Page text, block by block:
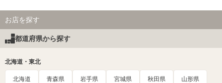
お店を探す
都道府県から探す
北海道・東北
北海道 青森県 岩手県 宮城県 秋田県 山形県